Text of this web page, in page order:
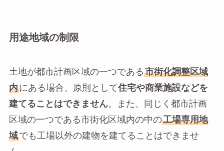
用途地域の制限
土地が都市計画区域の一つである 市街化調整区域
内にある場合、原則として住宅や商業施設などを
建てることはできません。また、同じく都市計画
区域の一つである市街化区域内の中の工場専用地
域でも工場以外の建物を建てることはできませ